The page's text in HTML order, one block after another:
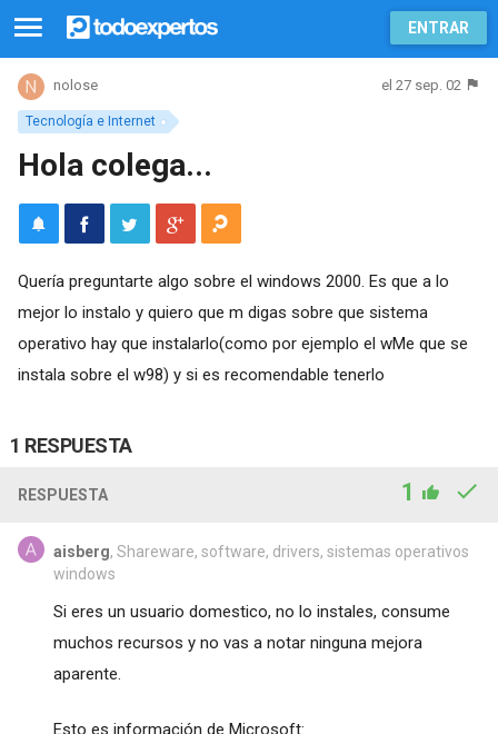
ENTRAR
Tecnología e Internet
nolose el 27 sep. 02
Hola colega...
Quería preguntarte algo sobre el windows 2000. Es que a lo
mejor lo instalo y quiero que m digas sobre que sistema
operativo hay que instalarlo(como por ejemplo el wMe que se
instala sobre el w98) y si es recomendable tenerlo
1 RESPUESTA
RESPUESTA 1
aisberg, Shareware, software, drivers, sistemas operativos
windows
Si eres un usuario domestico, no lo instales, consume
muchos recursos y no vas a notar ninguna mejora
aparente.
Esto es información de Microsoft: